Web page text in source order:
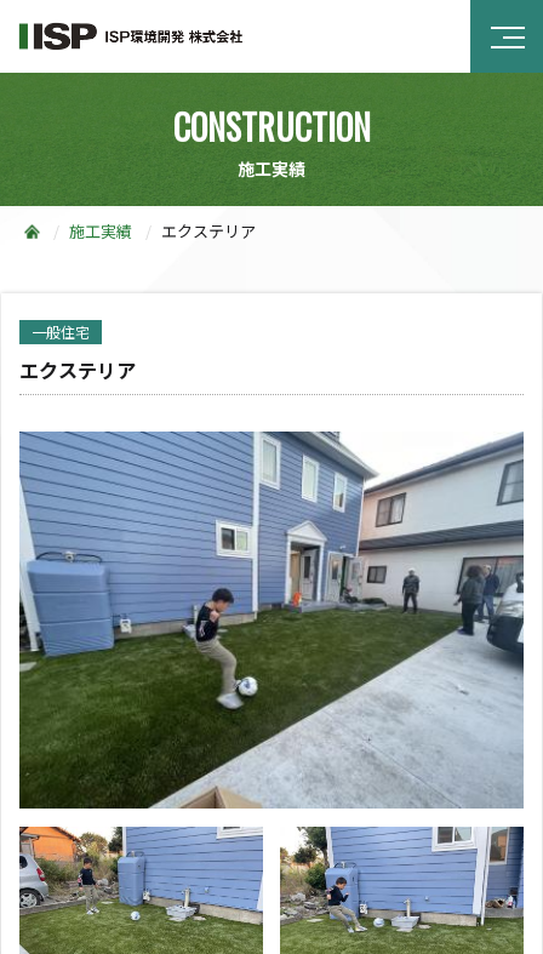
CONSTRUCTION
施工実績
施工実績 エクステリア
一般住宅
エクステリア